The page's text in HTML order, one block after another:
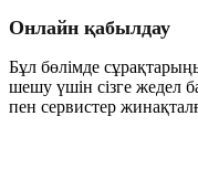
Онлайн қабылдау
Бұл бөлімде
шешу үшін сізге жедел
пен сервистер